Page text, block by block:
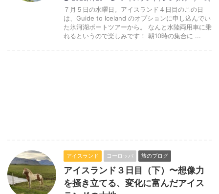
７月５日の水曜日。アイスランド４日目のこの日
は、Guide to Iceland のオプションに申し込んでい
た氷河湖ボートツアーから。 なんと水陸両用車に乗
れるというので楽しみです！ 朝10時の集合に ...
アイスランド ヨーロッパ 旅のブログ
アイスランド３日目（下）〜想像力
を掻き立てる、変化に富んだアイス